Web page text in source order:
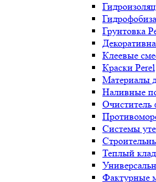
Грунтовка
Клеевые
Краски Perel
Материалы
Наливные
Очиститель
Системы
Теплый
Фактурные